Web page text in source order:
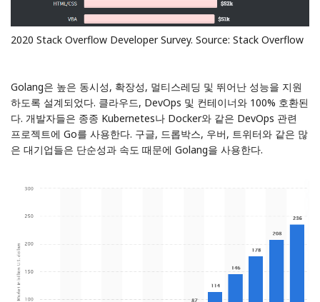
2020 Stack Overflow Developer Survey. Source: Stack Overflow
Golang은 높은 동시성, 확장성, 멀티스레딩 및 뛰어난 성능을 지원
하도록 설계되었다. 클라우드, DevOps 및 컨테이너와 100% 호환된
다. 개발자들은 종종 Kubernetes나 Docker와 같은 DevOps 관련
프로젝트에 Go를 사용한다. 구글, 드롭박스, 우버, 트위터와 같은 많
은 대기업들은 단순성과 속도 때문에 Golang을 사용한다.